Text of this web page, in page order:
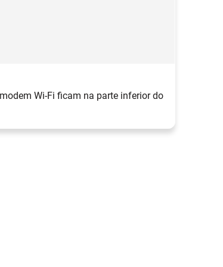
Wi-Fi ficam na parte inferior do